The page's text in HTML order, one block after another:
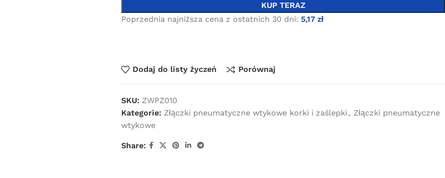
KUP TERAZ
Poprzednia najniższa cena z ostatnich 30 dni: 5,17 zł
Dodaj do listy życzeń Porównaj
SKU: ZWPZ010
Kategorie: Złączki pneumatyczne wtykowe korki i zaślepki , Złączki pneumatyczne
wtykowe
Share: